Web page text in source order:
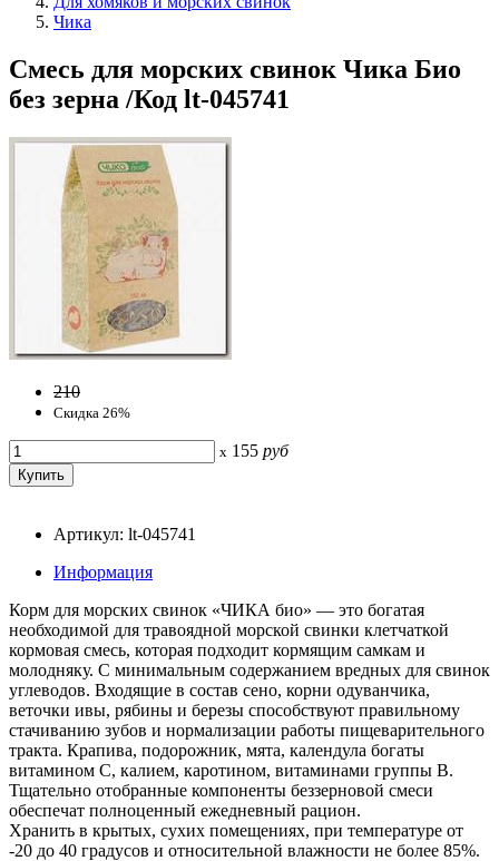
Чика
Смесь для морских свинок Чика Био
без зерна /Код lt-045741
210
Скидка 26%
x 155 руб
Артикул: lt-045741
Информация
Корм для морских свинок «ЧИКА био» — это богатая
необходимой для травоядной морской свинки клетчаткой
кормовая смесь, которая подходит кормящим самкам и
молодняку. С минимальным содержанием вредных для свинок
углеводов. Входящие в состав сено, корни одуванчика,
веточки ивы, рябины и березы способствуют правильному
стачиванию зубов и нормализации работы пищеварительного
тракта. Крапива, подорожник, мята, календула богаты
витамином С, калием, каротином, витаминами группы В.
Тщательно отобранные компоненты беззерновой смеси
обеспечат полноценный ежедневный рацион.
Хранить в крытых, сухих помещениях, при температуре от
-20 до 40 градусов и относительной влажности не более 85%.